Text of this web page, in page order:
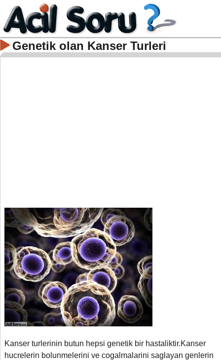
Genetik olan Kanser Turleri
Kanser turlerinin butun hepsi genetik bir hastaliktir.Kanser
hucrelerin bolunmelerini ve cogalmalarini saglayan genlerin